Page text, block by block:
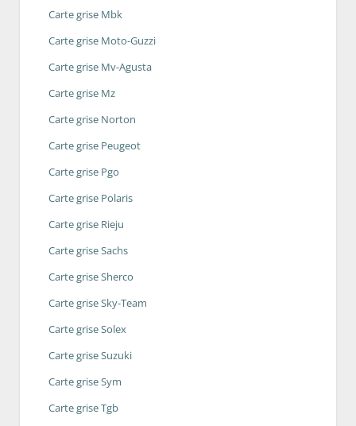
Carte grise Mbk
Carte grise Moto-Guzzi
Carte grise Mv-Agusta
Carte grise Mz
Carte grise Norton
Carte grise Peugeot
Carte grise Pgo
Carte grise Polaris
Carte grise Rieju
Carte grise Sachs
Carte grise Sherco
Carte grise Sky-Team
Carte grise Solex
Carte grise Suzuki
Carte grise Sym
Carte grise Tgb